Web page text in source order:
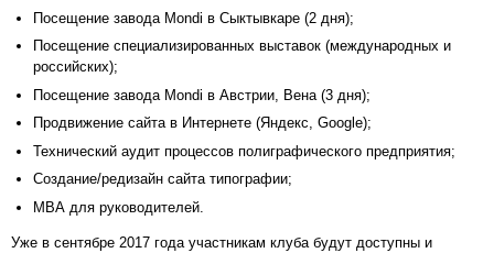
Посещение завода Mondi в Сыктывкаре (2 дня);
Посещение специализированных выставок (международных и
российских);
Посещение завода Mondi в Австрии, Вена (3 дня);
Продвижение сайта в Интернете (Яндекс, Google);
Технический аудит процессов полиграфического предприятия;
Создание/редизайн сайта типографии;
МВА для руководителей.
Уже в сентябре 2017 года участникам клуба будут доступны и